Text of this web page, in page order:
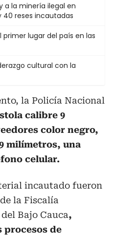
a la minería ilegal en
40 reses incautadas
primer lugar del país en las
cultural con la
la Policía Nacional
calibre 9
color negro,
milímetros, una
celular.
incautado fueron
la Fiscalía
Bajo Cauca,
procesos de